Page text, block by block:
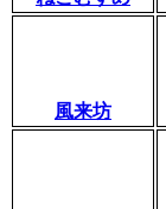
風来坊